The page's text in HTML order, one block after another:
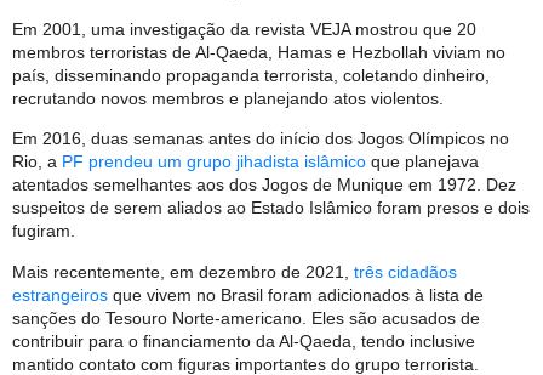
Em 2001, uma investigação da revista VEJA mostrou que 20
membros terroristas de Al-Qaeda, Hamas e Hezbollah viviam no
país, disseminando propaganda terrorista, coletando dinheiro,
recrutando novos membros e planejando atos violentos.
Em 2016, duas semanas antes do início dos Jogos Olímpicos no
Rio, a PF prendeu um grupo jihadista islâmico que planejava
atentados semelhantes aos dos Jogos de Munique em 1972. Dez
suspeitos de serem aliados ao Estado Islâmico foram presos e dois
fugiram.
Mais recentemente, em dezembro de 2021, três cidadãos
estrangeiros que vivem no Brasil foram adicionados à lista de
sanções do Tesouro Norte-americano. Eles são acusados de
contribuir para o financiamento da Al-Qaeda, tendo inclusive
mantido contato com figuras importantes do grupo terrorista.